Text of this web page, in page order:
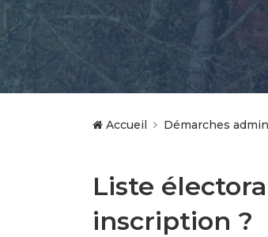
Accueil Démarches
Liste
inscription ?